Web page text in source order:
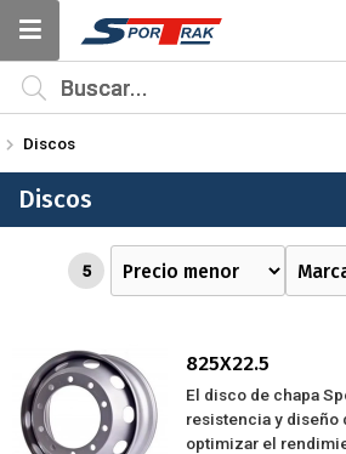
MI COMPRA
Discos
Discos
5
825X22.5
El disco de chapa
resistencia y diseño
optimizar el